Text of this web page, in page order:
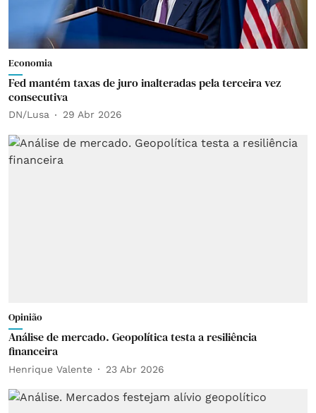
Economia
Fed mantém taxas de juro inalteradas pela terceira vez
consecutiva
DN/Lusa 29 Abr 2026
Opinião
Análise de mercado. Geopolítica testa a resiliência
financeira
Henrique Valente 23 Abr 2026